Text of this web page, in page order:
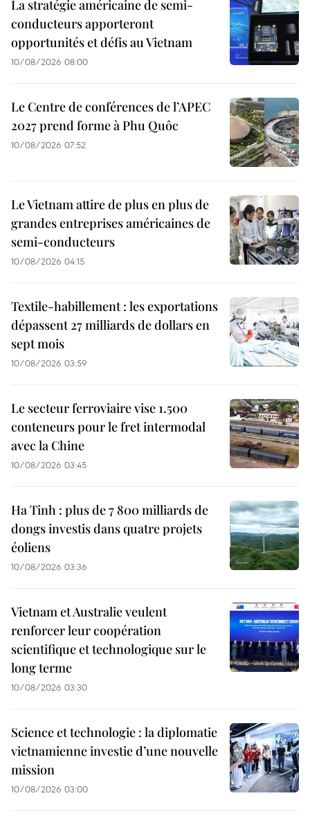
La stratégie américaine de semi-
conducteurs apporteront
opportunités et défis au Vietnam
10/08/2026 08:00
Le Centre de conférences de l’APEC
2027 prend forme à Phu Quôc
10/08/2026 07:52
Le Vietnam attire de plus en plus de
grandes entreprises américaines de
semi-conducteurs
10/08/2026 04:15
Textile-habillement : les exportations
dépassent 27 milliards de dollars en
sept mois
10/08/2026 03:59
Le secteur ferroviaire vise 1.500
conteneurs pour le fret intermodal
avec la Chine
10/08/2026 03:45
Ha Tinh : plus de 7 800 milliards de
dongs investis dans quatre projets
éoliens
10/08/2026 03:36
Vietnam et Australie veulent
renforcer leur coopération
scientifique et technologique sur le
long terme
10/08/2026 03:30
Science et technologie : la diplomatie
vietnamienne investie d’une nouvelle
mission
10/08/2026 03:00